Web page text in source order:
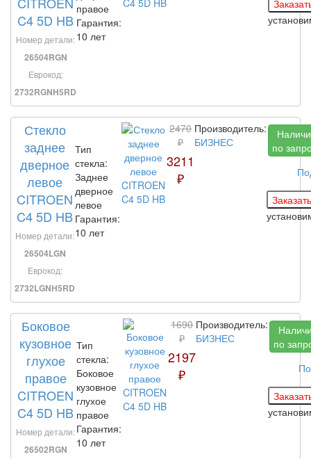
C4 5D HB
Номер детали:
26504RGN
Еврокод:
2732RGNH5RD
правое
Гарантия:
10 лет
Стекло
заднее
дверное
левое
CITROEN
C4 5D HB
Номер детали:
26504LGN
Еврокод:
2732LGNH5RD
Тип
стекла:
Заднее
дверное
левое
Гарантия:
10 лет
2470
₽
3211
₽
Производитель:
БИЗНЕС
по
Боковое
кузовное
глухое
правое
CITROEN
C4 5D HB
Номер детали:
26502RGN
Тип
стекла:
Боковое
кузовное
глухое
правое
Гарантия:
10 лет
1690
₽
2197
₽
Производитель:
БИЗНЕС
по